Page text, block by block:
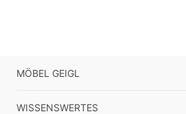
MÖBEL GEIGL
WISSENSWERTES